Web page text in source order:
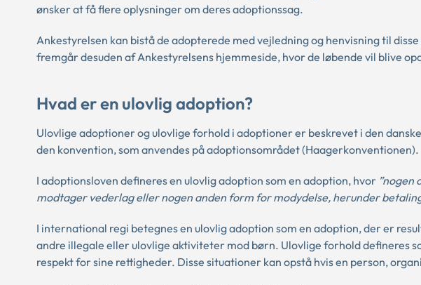
ønsker at få flere oplysninger om deres adoptionssag.
Ankestyrelsen kan bistå de adopterede med vejledning og henvisning til
fremgår desuden af Ankestyrelsens hjemmeside, hvor de løbende vil blive
Hvad er en ulovlig adoption?
Ulovlige adoptioner og ulovlige forhold i adoptioner er beskrevet i den
den konvention, som anvendes på adoptionsområdet (Haagerkonventionen).
I adoptionsloven defineres en ulovlig adoption som en adoption, hvor ”nogen
modtager vederlag eller nogen anden form for modydelse, herunder
I international regi betegnes en ulovlig adoption som en adoption, der er
andre illegale eller ulovlige aktiviteter mod børn. Ulovlige forhold defineres
respekt for sine rettigheder. Disse situationer kan opstå hvis en person,